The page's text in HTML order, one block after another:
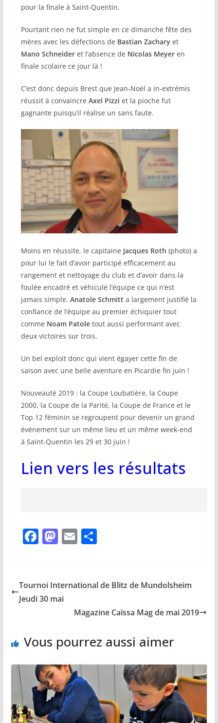
pour la finale à Saint-Quentin.
Pourtant rien ne fut simple en ce dimanche fête des
mères avec les défections de Bastian Zachary et
Mano Schneideret l’absence de Nicolas Meyeren
finale scolaire ce jour là !
C’est donc depuis Brest que Jean-Noël a in-extrémis
réussit à convaincre Axel Pizzi et la pioche fut
gagnante puisqu’il réalise un sans faute.
Moins en réussite, le capitaine Jacques Roth (photo) a
pour lui le fait d’avoir participé efficacement au
rangement et nettoyage du club et d’avoir dans la
foulée encadré et véhiculé l’équipe ce qui n’est
jamais simple. Anatole Schmitt a largement justifié la
confiance de l’équipe au premier échiquier tout
comme Noam Patoletout aussi performant avec
deux victoires sur trois.
Un bel exploit donc qui vient égayer cette fin de
saison avec une belle aventure en Picardie fin juin !
Nouveauté 2019 : la Coupe Loubatière, la Coupe
2000, la Coupe de la Parité, la Coupe de France et le
Top 12 féminin se regroupent pour devenir un grand
événement sur un même lieu et un même week-end
à Saint-Quentin les 29 et 30 juin !
Lien vers les résultats
F
e
b
k
M
o
d
E
l
P
g
Tournoi International de Blitz de Mundolsheim
Jeudi 30 mai
Magazine Caïssa Mag de mai 2019
Vous pourrez aussi aimer